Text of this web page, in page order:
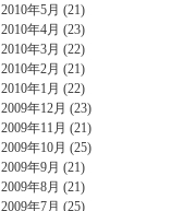
2010年5月 (21)
2010年4月 (23)
2010年3月 (22)
2010年2月 (21)
2010年1月 (22)
2009年12月 (23)
2009年11月 (21)
2009年10月 (25)
2009年9月 (21)
2009年8月 (21)
2009年7月 (25)